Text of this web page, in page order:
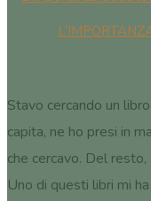
Stavo cercando un
capita, ne ho presi in
che cercavo. Del
Uno di questi libri mi